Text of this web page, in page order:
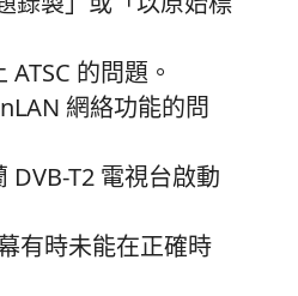
的問題。
網絡功能的問
DVB-T2 電視台啟動
有時未能在正確時